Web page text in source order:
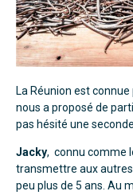
La Réunion est connue
nous a proposé de
pas hésité une
Jacky, connu comme
transmettre aux
peu plus de 5 ans. Au